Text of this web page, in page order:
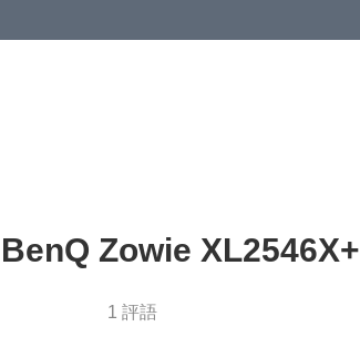
BenQ Zowie XL2546X+
1 評語